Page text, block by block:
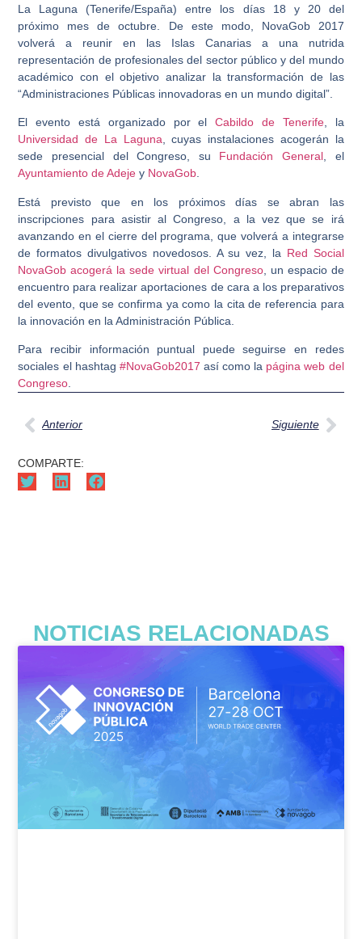
La Laguna (Tenerife/España) entre los días 18 y 20 del
próximo mes de octubre. De este modo, NovaGob 2017
volverá a reunir en las Islas Canarias a una nutrida
representación de profesionales del sector público y del mundo
académico con el objetivo analizar la transformación de las
“Administraciones Públicas innovadoras en un mundo digital”.
El evento está organizado por elCabildo de Tenerife, la
Universidad de La Laguna, cuyas instalaciones acogerán la
sede presencial del Congreso, su Fundación General, el
Ayuntamiento de Adeje y NovaGob.
Está previsto que en los próximos días se abran las
inscripciones para asistir al Congreso, a la vez que se irá
avanzando en el cierre del programa, que volverá a integrarse
de formatos divulgativos novedosos. A su vez, la Red Social
NovaGob acogerá la sede virtual del Congreso, un espacio de
encuentro para realizar aportaciones de cara a los preparativos
del evento, que se confirma ya como la cita de referencia para
la innovación en la Administración Pública.
Para recibir información puntual puede seguirse en redes
sociales el hashtag #NovaGob2017 así como la página web del
Congreso.
Anterior Siguiente
COMPARTE:
NOTICIAS RELACIONADAS